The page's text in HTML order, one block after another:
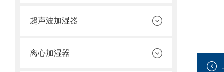
超声波加湿器
离心加湿器